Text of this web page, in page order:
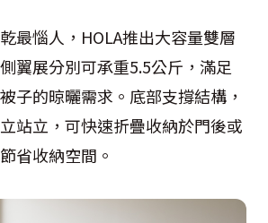
最惱人，HOLA推出大容量雙層
翼展分別可承重5.5公斤，滿足
子的晾曬需求。底部支撐結構，
站立，可快速折疊收納於門後或
省收納空間。